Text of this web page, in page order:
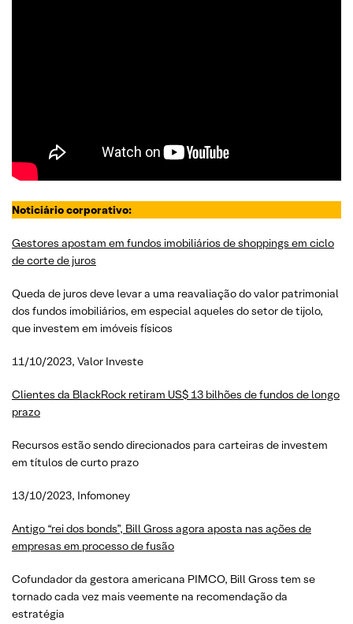
Noticiário corporativo:
Gestores apostam em fundos imobiliários de shoppings em ciclo
de corte de juros
Queda de juros deve levar a uma reavaliação do valor patrimonial
dos fundos imobiliários, em especial aqueles do setor de tijolo,
que investem em imóveis físicos
11/10/2023, Valor Investe
Clientes da BlackRock retiram US$ 13 bilhões de fundos de longo
prazo
Recursos estão sendo direcionados para carteiras de investem
em títulos de curto prazo
13/10/2023, Infomoney
Antigo “rei dos bonds”, Bill Gross agora aposta nas ações de
empresas em processo de fusão
Cofundador da gestora americana PIMCO, Bill Gross tem se
tornado cada vez mais veemente na recomendação da
estratégia